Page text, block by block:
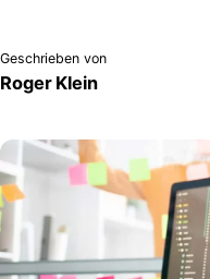
Geschrieben von
Roger Klein